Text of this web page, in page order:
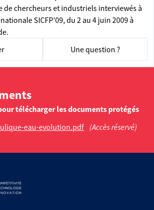
de chercheurs et industriels interviewés à
SICFP’09, du 2 au 4 juin 2009 à
Une question ?
télécharger les documents protégés
eau-evolution.pdf (Accès réservé)